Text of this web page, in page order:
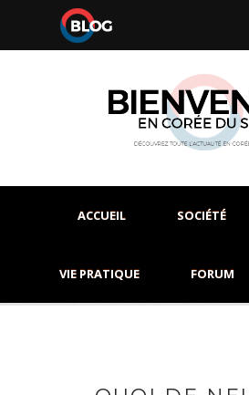
ACCUEIL SOCIÉTÉ
VIE PRATIQUE FORUM